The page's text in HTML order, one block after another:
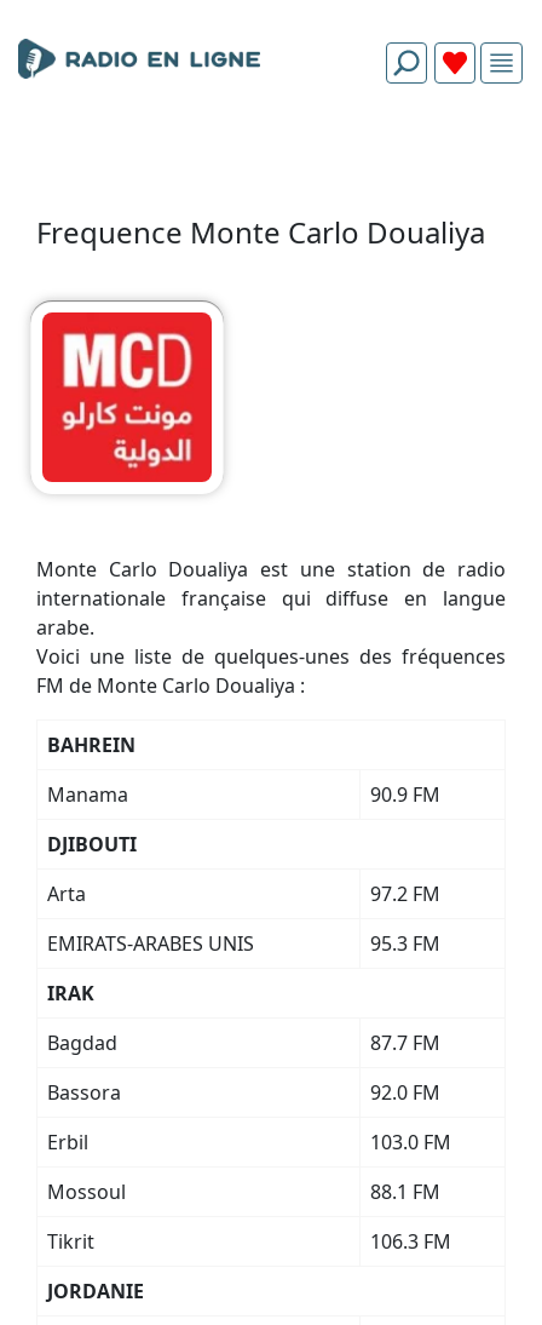
Frequence Monte Carlo Doualiya
Monte Carlo Doualiya est une station de radio
internationale française qui diffuse en langue
arabe.
Voici une liste de quelques-unes des fréquences
FM de Monte Carlo Doualiya :
BAHREIN
Manama
90.9 FM
DJIBOUTI
Arta
97.2 FM
EMIRATS-ARABES UNIS
95.3 FM
IRAK
Bagdad
87.7 FM
Bassora
92.0 FM
Erbil
103.0 FM
Mossoul
88.1 FM
Tikrit
106.3 FM
JORDANIE